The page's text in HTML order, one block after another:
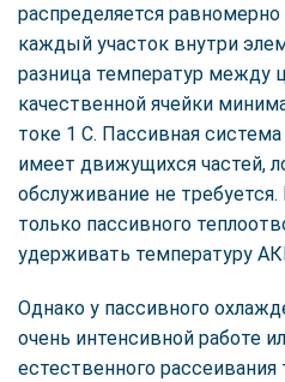
распределяется
каждый участок внутри
разница температур между
качественной ячейки
токе 1 C. Пассивная
имеет движущихся частей,
обслуживание не требуется.
только пассивного
удерживать температуру
Однако у пассивного
очень интенсивной работе
естественного